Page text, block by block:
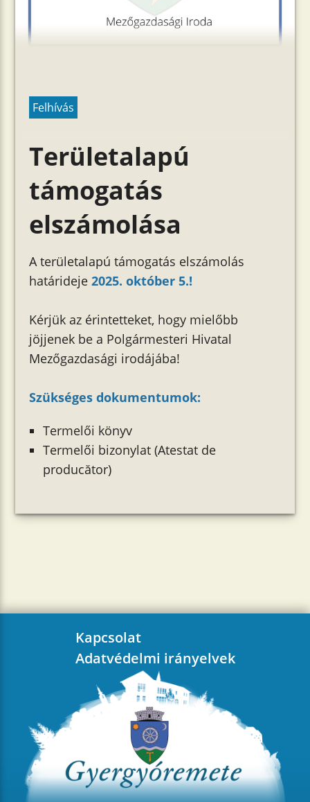
Felhívás
Területalapú
támogatás
elszámolása
A területalapú támogatás elszámolás
határideje2025. október 5.!
Kérjük az érintetteket, hogy mielőbb
jöjjenek be a Polgármesteri Hivatal
Mezőgazdasági irodájába!
Szükséges dokumentumok:
Termelői könyv
Termelői bizonylat (Atestat de
producător)
Kapcsolat
Adatvédelmi irányelvek